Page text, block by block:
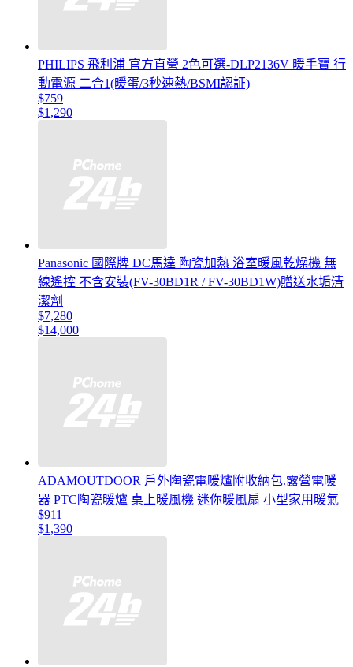
PHILIPS 飛利浦 官方直營 2色可選-DLP2136V 暖手寶 行
動電源 二合1(暖蛋/3秒速熱/BSMI認証)
$759
$1,290
Panasonic 國際牌 DC馬達 陶瓷加熱 浴室暖風乾燥機 無
線遙控 不含安裝(FV-30BD1R / FV-30BD1W)贈送水垢清
潔劑
$7,280
$14,000
ADAMOUTDOOR 戶外陶瓷電暖爐附收納包.露營電暖
器 PTC陶瓷暖爐 桌上暖風機 迷你暖風扇 小型家用暖氣
$911
$1,390